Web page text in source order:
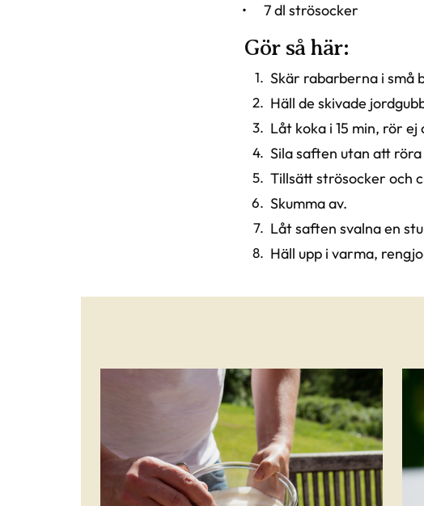
7 dl strösocker
Gör så här:
Skär rabarberna i små
Häll de skivade
Låt koka i 15 min, rör
Sila saften utan att
Tillsätt strösocker och
Skumma av.
Låt saften svalna en
Häll upp i varma,